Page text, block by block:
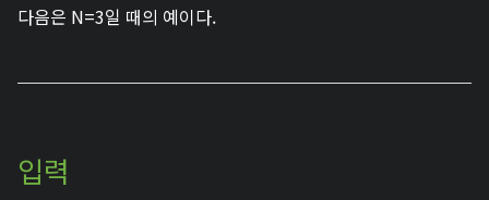
다음은 N=3일 때의 예이다.
입력